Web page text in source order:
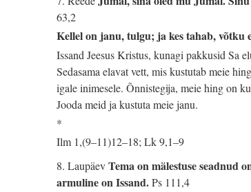
63,2
Kellel on janu, tulgu; ja kes tahab,
Issand Jeesus Kristus, kunagi pakkusid Sa
Sedasama elavat vett, mis kustutab meie
igale inimesele. Õnnistegija, meie hing on
Jooda meid ja kustuta meie janu.
*
Ilm 1,(9–11)12–18; Lk 9,1–9
8. LaupäevTema on mälestuse seadnud
armuline on Issand.Ps 111,4